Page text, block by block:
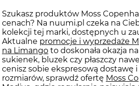
Szukasz produktów Moss
cenach? Na nuumi.pl czeka na
kolekcji tej marki, dostępnych u
Aktualne promocje i wyprzedaże
na Limango to doskonała okazja
sukienek, bluzek czy płaszczy
cenisz sobie ekspresową dostawę
rozmiarów, sprawdź ofertę Moss